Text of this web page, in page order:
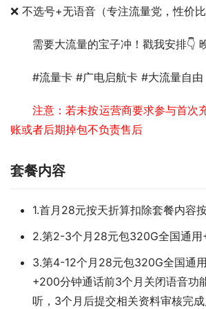
❌ 不选号+无语音（专注流量党，性价
需要大流量的宝子冲！戳我安排👇
#流量卡 #广电启航卡 #大流量自由
注意：若未按运营商要求参与首次
账或者后期掉包不负责售后
套餐内容
1.首月28元按天折算扣除套餐内容
2.第2-3个月28元包320G全国通用
3.第4-12个月28元包320G全国通
+200分钟通话前3个月关闭语音功
听，3个月后提交相关资料审核完